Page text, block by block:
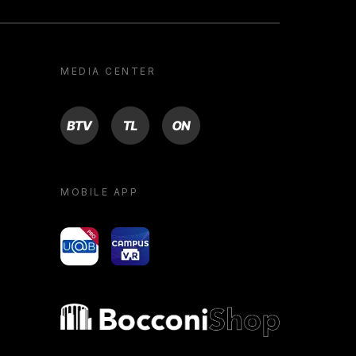
MEDIA CENTER
BTV TL ON
MOBILE APP
yoU@B Campus VR
Bocconi shop